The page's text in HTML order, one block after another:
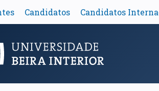
Candidatos Candidatos
Principal